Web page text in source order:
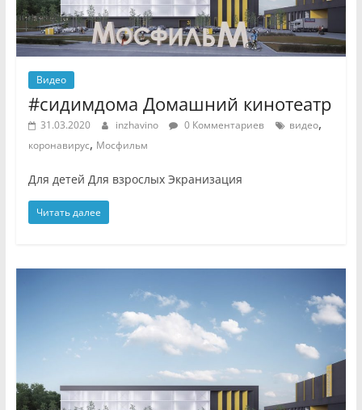
Видео
#сидимдома Домашний кинотеатр
31.03.2020 inzhavino 0 Комментариев видео,
коронавирус, Мосфильм
Для детей Для взрослых Экранизация
Читать далее